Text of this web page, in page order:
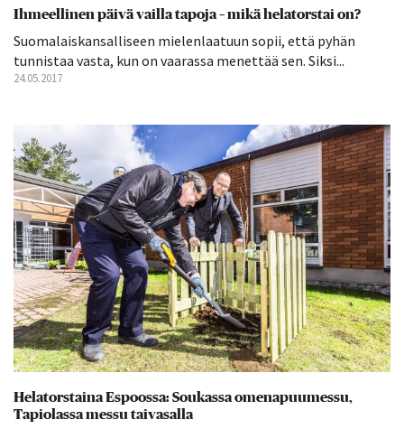
Ihmeellinen päivä vailla tapoja – mikä helatorstai on?
Suomalaiskansalliseen mielenlaatuun sopii, että pyhän
tunnistaa vasta, kun on vaarassa menettää sen. Siksi...
24.05.2017
Helatorstaina Espoossa: Soukassa omenapuumessu,
Tapiolassa messu taivasalla